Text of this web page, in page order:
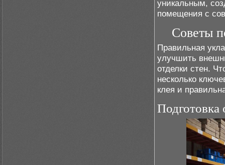
уникальным,
помещения с
Советы
Правильная
улучшить
отделки стен.
несколько
клея и
Подготовка